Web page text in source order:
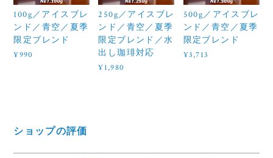
100g／アイスブレ
ンド／青空／夏季
限定ブレンド
¥990
250g／アイスブレ
ンド／青空／夏季
限定ブレンド／水
出し珈琲対応
¥1,980
500g／アイスブレ
ンド／青空／夏季
限定ブレンド
¥3,713
ショップの評価